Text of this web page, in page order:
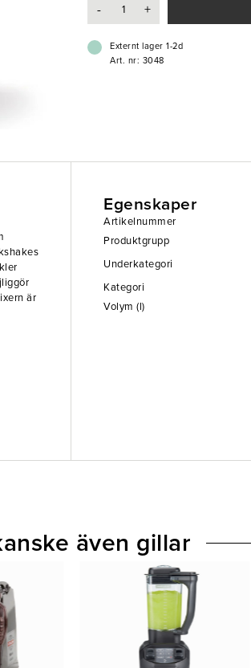
- Tydlig LCD-display med
- 30 förprogrammerade cykler
- +
Externt lager 1-2d
Art. nr: 3048
är
Egenskaper
Artikelnummer
Produktgrupp
Underkategori
Kategori
Volym (l)
även gillar